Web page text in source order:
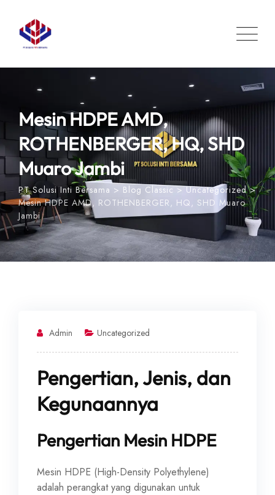
content
Mesin HDPE AMD,
ROTHENBERGER, HQ, SHD
Muaro Jambi
PT Solusi Inti Bersama > Blog Classic>Uncategorized>
Mesin HDPE AMD, ROTHENBERGER, HQ, SHD Muaro
Jambi
Admin Uncategorized
Pengertian, Jenis, dan
Kegunaannya
Pengertian Mesin HDPE
Mesin HDPE (High-Density Polyethylene)
adalah perangkat yang digunakan untuk